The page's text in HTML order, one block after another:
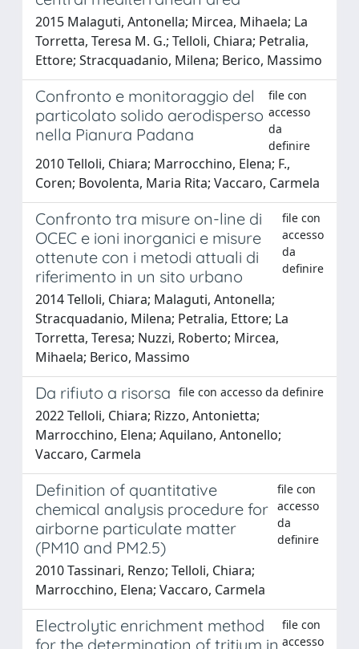
2015 Malaguti, Antonella; Mircea, Mihaela; La
Torretta, Teresa M. G.; Telloli, Chiara; Petralia,
Ettore; Stracquadanio, Milena; Berico, Massimo
Confronto e monitoraggio del
particolato solido aerodisperso
nella Pianura Padana
file con
accesso
da
definire
2010 Telloli, Chiara; Marrocchino, Elena; F.,
Coren; Bovolenta, Maria Rita; Vaccaro, Carmela
Confronto tra misure on-line di
OCEC e ioni inorganici e misure
ottenute con i metodi attuali di
riferimento in un sito urbano
file con
accesso
da
definire
2014 Telloli, Chiara; Malaguti, Antonella;
Stracquadanio, Milena; Petralia, Ettore; La
Torretta, Teresa; Nuzzi, Roberto; Mircea,
Mihaela; Berico, Massimo
Da rifiuto a risorsa file con accesso da definire
2022 Telloli, Chiara; Rizzo, Antonietta;
Marrocchino, Elena; Aquilano, Antonello;
Vaccaro, Carmela
Definition of quantitative
chemical analysis procedure for
airborne particulate matter
(PM10 and PM2.5)
file con
accesso
da
definire
2010 Tassinari, Renzo; Telloli, Chiara;
Marrocchino, Elena; Vaccaro, Carmela
Electrolytic enrichment method
for the determination of tritium in
file con
accesso